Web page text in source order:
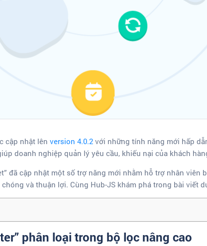
cập nhật lên version 4.0.2 với những tính năng mới hấp
doanh nghiệp quản lý yêu cầu, khiếu nại của khách
đã cập nhật một số trợ năng mới nhằm hỗ trợ nhân viên
và thuận lợi. Cùng Hub-JS khám phá trong bài viết
phân loại trong bộ lọc nâng cao